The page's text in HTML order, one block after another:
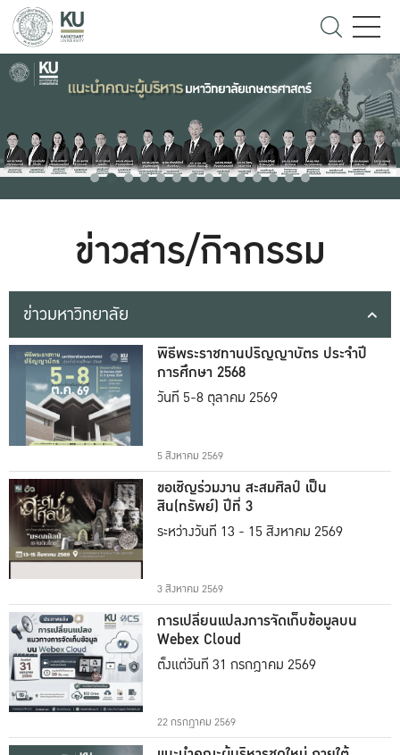
ข่าวสาร/กิจกรรม
ข่าวมหาวิทยาลัย
พิธีพระราชทานปริญญาบัตร ประจำปี
การศึกษา 2568
วันที่ 5-8 ตุลาคม 2569
5 สิงหาคม 2569
ขอเชิญร่วมงาน สะสมศิลป์ เป็น
สิน(ทรัพย์) ปีที่ 3
ระหว่างวันที่ 13 - 15 สิงหาคม 2569
3 สิงหาคม 2569
การเปลี่ยนแปลงการจัดเก็บข้อมูลบน
Webex Cloud
ตั้งแต่วันที่ 31 กรกฎาคม 2569
22 กรกฎาคม 2569